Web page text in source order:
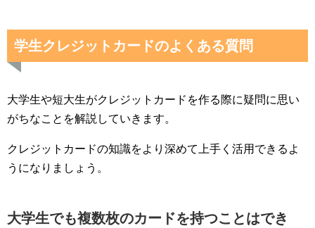
学生クレジットカードのよくある質問
大学生や短大生がクレジットカードを作る際に疑問に思い
がちなことを解説していきます。
クレジットカードの知識をより深めて上手く活用できるよ
うになりましょう。
大学生でも複数枚のカードを持つことはでき